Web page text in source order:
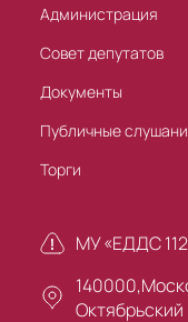
Администрация
Совет депутатов
Документы
Публичные
Торги
МУ «ЕДДС
Октябрьский